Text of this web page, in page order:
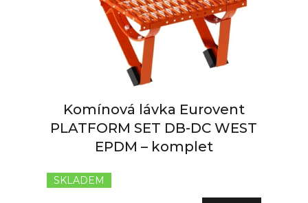
Komínová lávka Eurovent
PLATFORM SET DB-DC WEST
EPDM – komplet
hodnocení
SKLADEM